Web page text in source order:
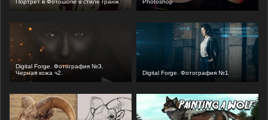
Портрет в Фотошопе в стиле гранж
Photoshop
Digital Forge. Фотография №3.
Черная кожа ч2.
Digital Forge. Фотография №1